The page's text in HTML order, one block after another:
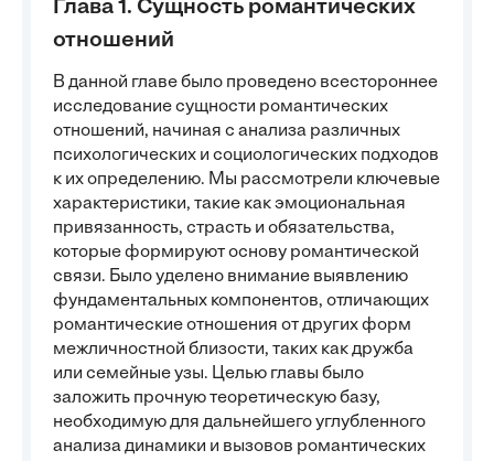
Глава 1. Сущность романтических
отношений
В данной главе было проведено всестороннее
исследование сущности романтических
отношений, начиная с анализа различных
психологических и социологических подходов
к их определению. Мы рассмотрели ключевые
характеристики, такие как эмоциональная
привязанность, страсть и обязательства,
которые формируют основу романтической
связи. Было уделено внимание выявлению
фундаментальных компонентов, отличающих
романтические отношения от других форм
межличностной близости, таких как дружба
или семейные узы. Целью главы было
заложить прочную теоретическую базу,
необходимую для дальнейшего углубленного
анализа динамики и вызовов романтических